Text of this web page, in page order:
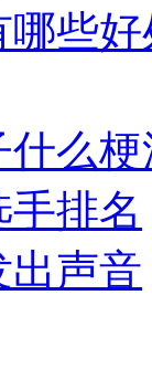
哪些好
什么
排名
出声音